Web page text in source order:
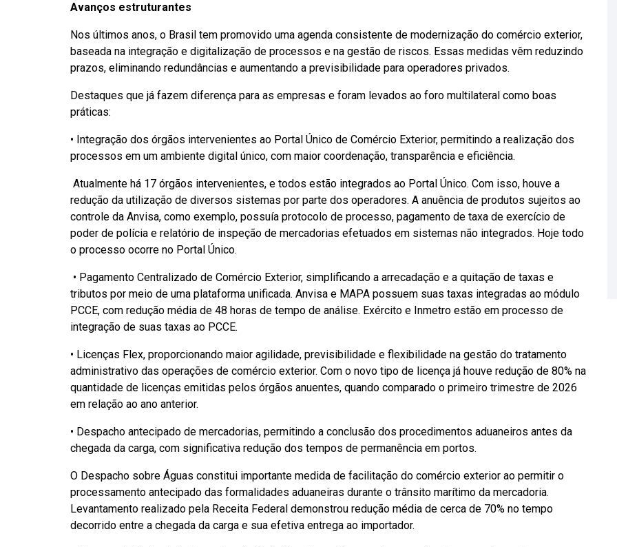
Avanços estruturantes
Nos últimos anos, o Brasil tem promovido uma agenda consistente de modernização do comércio exterior,
baseada na integração e digitalização de processos e na gestão de riscos. Essas medidas vêm reduzindo
prazos, eliminando redundâncias e aumentando a previsibilidade para operadores privados.
Destaques que já fazem diferença para as empresas e foram levados ao foro multilateral como boas
práticas:
• Integração dos órgãos intervenientes ao Portal Único de Comércio Exterior, permitindo a realização dos
processos em um ambiente digital único, com maior coordenação, transparência e eficiência.
Atualmente há 17 órgãos intervenientes, e todos estão integrados ao Portal Único. Com isso, houve a
redução da utilização de diversos sistemas por parte dos operadores. A anuência de produtos sujeitos ao
controle da Anvisa, como exemplo, possuía protocolo de processo, pagamento de taxa de exercício de
poder de polícia e relatório de inspeção de mercadorias efetuados em sistemas não integrados. Hoje todo
o processo ocorre no Portal Único.
• Pagamento Centralizado de Comércio Exterior, simplificando a arrecadação e a quitação de taxas e
tributos por meio de uma plataforma unificada. Anvisa e MAPA possuem suas taxas integradas ao módulo
PCCE, com redução média de 48 horas de tempo de análise. Exército e Inmetro estão em processo de
integração de suas taxas ao PCCE.
• Licenças Flex, proporcionando maior agilidade, previsibilidade e flexibilidade na gestão do tratamento
administrativo das operações de comércio exterior. Com o novo tipo de licença já houve redução de 80% na
quantidade de licenças emitidas pelos órgãos anuentes, quando comparado o primeiro trimestre de 2026
em relação ao ano anterior.
• Despacho antecipado de mercadorias, permitindo a conclusão dos procedimentos aduaneiros antes da
chegada da carga, com significativa redução dos tempos de permanência em portos.
O Despacho sobre Águas constitui importante medida de facilitação do comércio exterior ao permitir o
processamento antecipado das formalidades aduaneiras durante o trânsito marítimo da mercadoria.
Levantamento realizado pela Receita Federal demonstrou redução média de cerca de 70% no tempo
decorrido entre a chegada da carga e sua efetiva entrega ao importador.